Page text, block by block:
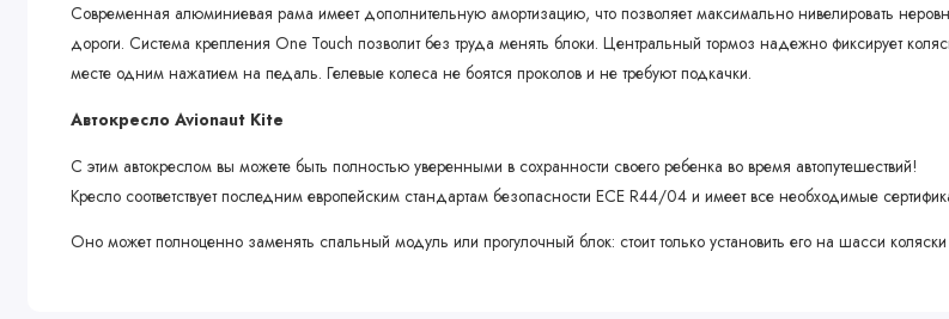
Современная алюминиевая рама имеет дополнительную амортизацию, что позволяет максимально нивелировать
дороги. Система крепления One Touch позволит без труда менять блоки. Центральный тормоз надежно фиксирует
месте одним нажатием на педаль. Гелевые колеса не боятся проколов и не требуют подкачки.
Автокресло Avionaut Kite
С этим автокреслом вы можете быть полностью уверенными в сохранности своего ребенка во время автопутешествий!
Кресло соответствует последним европейским стандартам безопасности ECE R44/04 и имеет все необходимые
Оно может полноценно заменять спальный модуль или прогулочный блок: стоит только установить его на шасси